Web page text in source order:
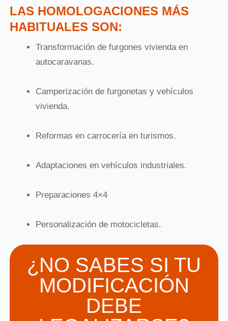
LAS HOMOLOGACIONES MÁS
HABITUALES SON:
Transformación de furgones vivienda en
autocaravanas.
Camperización de furgonetas y vehículos
vivienda.
Reformas en carrocería en turismos.
Adaptaciones en vehículos industriales.
Preparaciones 4×4
Personalización de motocicletas.
¿NO SABES SI TU
MODIFICACIÓN
DEBE